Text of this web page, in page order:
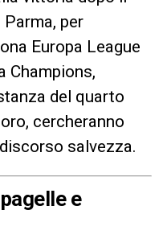
per
Europa League
Champions,
del quarto
cercheranno
salvezza.
e